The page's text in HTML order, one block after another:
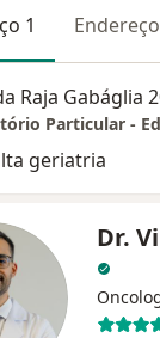
1
Particular -
geriatria
Dr.